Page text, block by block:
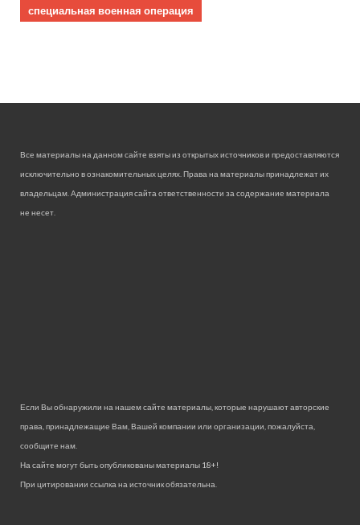
специальная военная операция
Все материалы на данном сайте взяты из открытых источников и предоставляются
исключительно в ознакомительных целях. Права на материалы принадлежат их
владельцам. Администрация сайта ответственности за содержание материала
не несет.
Если Вы обнаружили на нашем сайте материалы, которые нарушают авторские
права, принадлежащие Вам, Вашей компании или организации, пожалуйста,
сообщите нам.
На сайте могут быть опубликованы материалы 18+!
При цитировании ссылка на источник обязательна.